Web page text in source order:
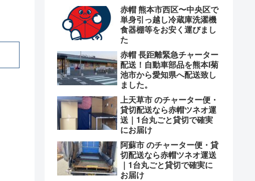
赤帽 熊本市西区〜中央区で
単身引っ越し冷蔵庫洗濯機
食器棚等をお安く運びまし
た
赤帽 長距離緊急チャーター
配送！自動車部品を熊本l菊
池市から愛知県へ配送致し
ました。
上天草市 のチャーター便・
貸切配送なら赤帽ツネオ運
送｜1台丸ごと貸切で確実
にお届け
阿蘇市 のチャーター便・貸
切配送なら赤帽ツネオ運送
｜1台丸ごと貸切で確実に
お届け